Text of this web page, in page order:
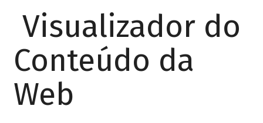
Visualizador do
Conteúdo da
Web